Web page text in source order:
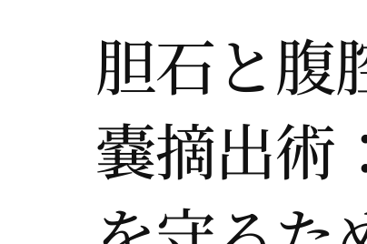
胆石と腹
嚢摘出術